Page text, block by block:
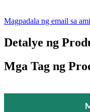
Magpadala ng email sa
Detalye ng
Mga Tag ng